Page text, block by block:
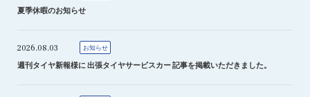
夏季休暇のお知らせ
2026.08.03 お知らせ
週刊タイヤ新報様に 出張タイヤサービスカー 記事を掲載いただきました。